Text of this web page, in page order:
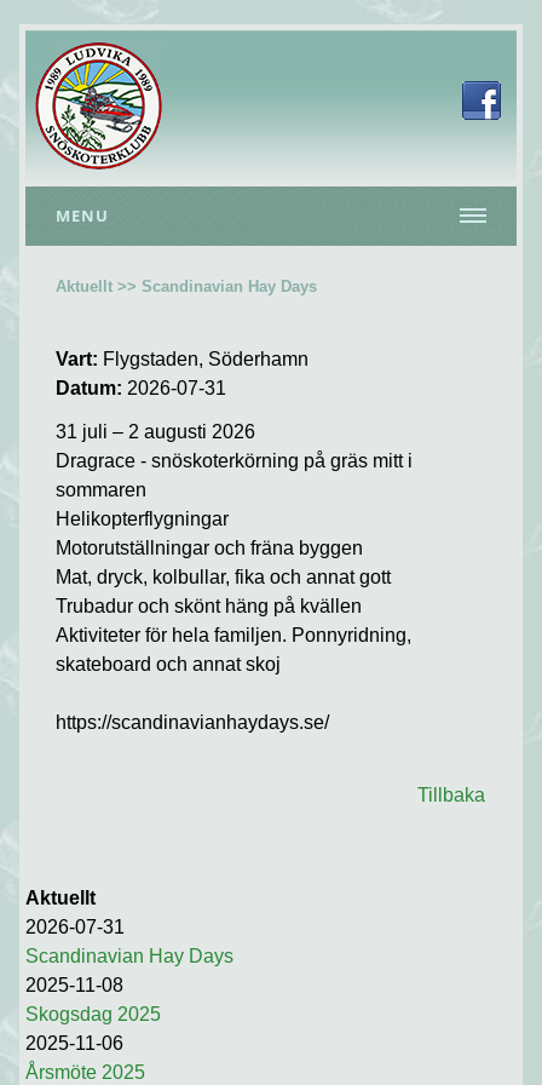
MENU
Aktuellt >> Scandinavian Hay Days
Vart: Flygstaden, Söderhamn
Datum: 2026-07-31
31 juli – 2 augusti 2026
Dragrace - snöskoterkörning på gräs mitt i
sommaren
Helikopterflygningar
Motorutställningar och fräna byggen
Mat, dryck, kolbullar, fika och annat gott
Trubadur och skönt häng på kvällen
Aktiviteter för hela familjen. Ponnyridning,
skateboard och annat skoj
https://scandinavianhaydays.se/
Tillbaka
Aktuellt
2026-07-31
Scandinavian Hay Days
2025-11-08
Skogsdag 2025
2025-11-06
Årsmöte 2025